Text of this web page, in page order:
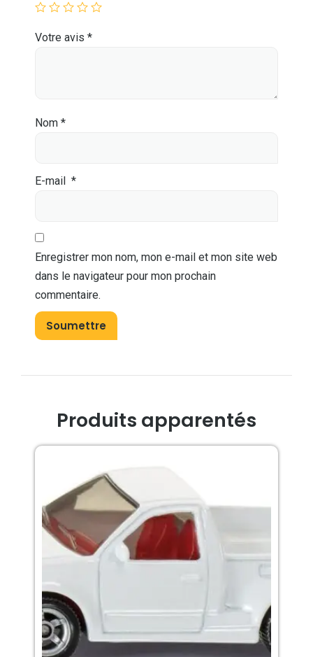
Votre avis *
Nom *
E-mail *
Enregistrer mon nom, mon e-mail et mon site web
dans le navigateur pour mon prochain
commentaire.
Produits apparentés